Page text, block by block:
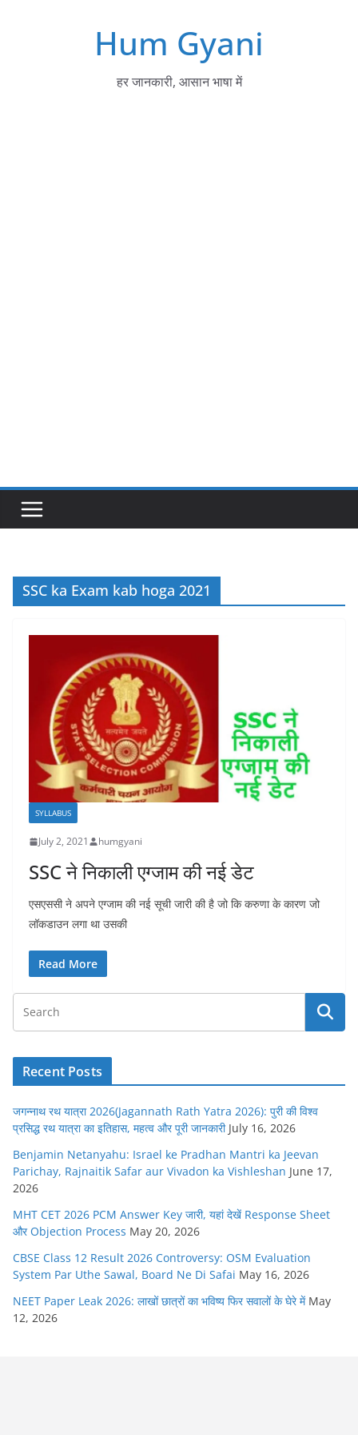
Hum Gyani
हर जानकारी, आसान भाषा में
SSC ka Exam kab hoga 2021
SYLLABUS
July 2, 2021 humgyani
SSC ने निकाली एग्जाम की नई डेट
एसएससी ने अपने एग्जाम की नई सूची जारी की है जो कि करुणा के कारण जो
लॉकडाउन लगा था उसकी
Read More
Recent Posts
जगन्नाथ रथ यात्रा 2026(Jagannath Rath Yatra 2026): पुरी की विश्व
प्रसिद्ध रथ यात्रा का इतिहास, महत्व और पूरी जानकारी July 16, 2026
Benjamin Netanyahu: Israel ke Pradhan Mantri ka Jeevan
Parichay, Rajnaitik Safar aur Vivadon ka Vishleshan June 17,
2026
MHT CET 2026 PCM Answer Key जारी, यहां देखें Response Sheet
और Objection Process May 20, 2026
CBSE Class 12 Result 2026 Controversy: OSM Evaluation
System Par Uthe Sawal, Board Ne Di Safai May 16, 2026
NEET Paper Leak 2026: लाखों छात्रों का भविष्य फिर सवालों के घेरे में May
12, 2026